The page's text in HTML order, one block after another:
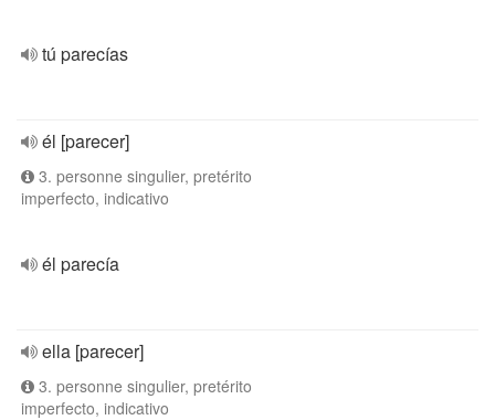
tú parecías
él [parecer]
3. personne singulier, pretérito
imperfecto, indicativo
él parecía
ella [parecer]
3. personne singulier, pretérito
imperfecto, indicativo